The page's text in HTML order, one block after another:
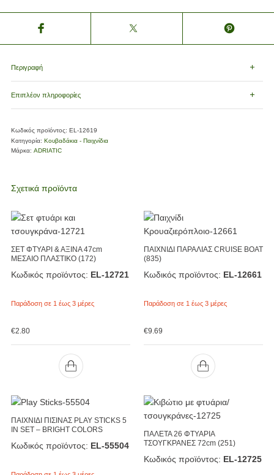
Περιγραφή
Επιπλέον πληροφορίες
Κωδικός προϊόντος: EL-12619
Κατηγορία: Κουβαδάκια - Παιχνίδια
Μάρκα: ADRIATIC
Σχετικά προϊόντα
ΣΕΤ ΦΤΥΑΡΙ & ΑΞΙΝΑ 47cm
ΜΕΣΑΙΟ ΠΛΑΣΤΙΚΟ (172)
Κωδικός προϊόντος: EL-12721
Παράδοση σε 1 έως 3 μέρες
€2.80
ΠΑΙΧΝΙΔΙ ΠΑΡΑΛΙΑΣ CRUISE BOAT
(835)
Κωδικός προϊόντος: EL-12661
Παράδοση σε 1 έως 3 μέρες
€9.69
ΠΑΙΧΝΙΔΙ ΠΙΣΙΝΑΣ PLAY STICKS 5
IN SET – BRIGHT COLORS
Κωδικός προϊόντος: EL-55504
ΠΑΛΕΤΑ 26 ΦΤΥΑΡΙΑ
ΤΣΟΥΓΚΡΑΝΕΣ 72cm (251)
Κωδικός προϊόντος: EL-12725